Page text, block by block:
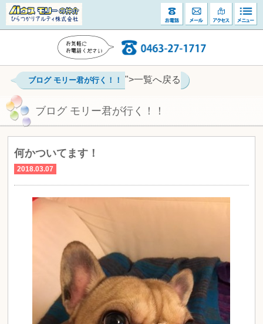
ブログ モリー君が行く！！ ">一覧へ戻る
ブログ モリー君が行く！！
何かついてます！
2018.03.07